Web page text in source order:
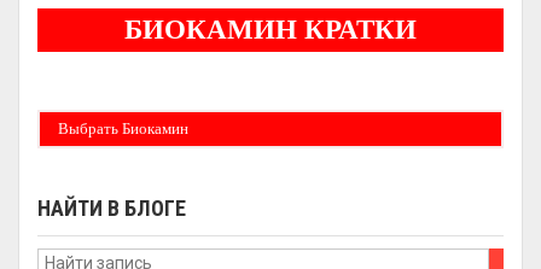
БИОКАМИН КРАТКИ
Выбрать Биокамин
НАЙТИ В БЛОГЕ